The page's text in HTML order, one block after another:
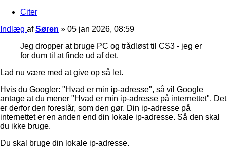
Citer
Indlæg afSøren » 05 jan 2026, 08:59
Jeg dropper at bruge PC og trådløst til CS3 - jeg er
for dum til at finde ud af det.
Lad nu være med at give op så let.
Hvis du Googler: "Hvad er min ip-adresse", så vil Google
antage at du mener "Hvad er min ip-adresse på internettet". Det
er derfor den foreslår, som den gør. Din ip-adresse på
internettet er en anden end din lokale ip-adresse. Så den skal
du ikke bruge.
Du skal bruge din lokale ip-adresse.